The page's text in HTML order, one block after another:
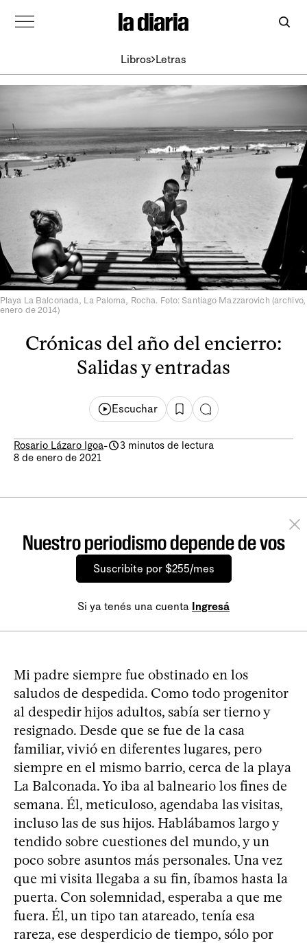
Libros Letras
Playa La Balconada, La Paloma, Rocha. Foto: Santiago Mazzarovich (archivo,
enero de 2014)
Crónicas del año del encierro:
Salidas y entradas
Escuchar
Rosario Lázaro Igoa-
3 minutos de lectura
8 de enero de 2021
Nuestro periodismo depende de vos
Suscribite por $255/mes
Si ya tenés una cuenta Ingresá
Mi padre siempre fue obstinado en los
saludos de despedida. Como todo progenitor
al despedir hijos adultos, sabía ser tierno y
resignado. Desde que se fue de la casa
familiar, vivió en diferentes lugares, pero
siempre en el mismo barrio, cerca de la playa
La Balconada. Yo iba al balneario los fines de
semana. Él, meticuloso, agendaba las visitas,
incluso las de sus hijos. Hablábamos largo y
tendido sobre cuestiones del mundo, y un
poco sobre asuntos más personales. Una vez
que mi visita llegaba a su fin, íbamos hasta la
puerta. Con solemnidad, esperaba a que me
fuera. Él, un tipo tan atareado, tenía esa
rareza, ese desperdicio de tiempo, sólo por